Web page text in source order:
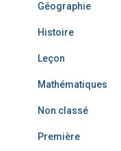
Géographie
Histoire
Leçon
Mathématiques
Non classé
Première